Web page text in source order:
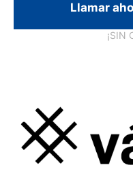
Llamar
¡SIN